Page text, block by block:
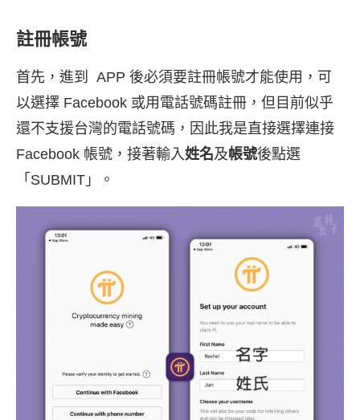
註冊帳號
首先，進到 APP 後必須要註冊帳號才能使用，可
以選擇 Facebook 或用電話號碼註冊，但目前似乎
還不支援台灣的電話號碼，因此我是直接選擇連接
Facebook 帳號，接著輸入姓名及帳號後點選
「SUBMIT」。